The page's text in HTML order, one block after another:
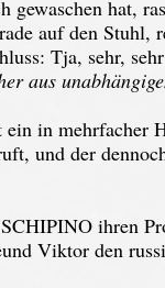
gewaschen hat,
auf den
Tja, sehr,
aus
in mehrfacher
und der
ihren
Viktor den